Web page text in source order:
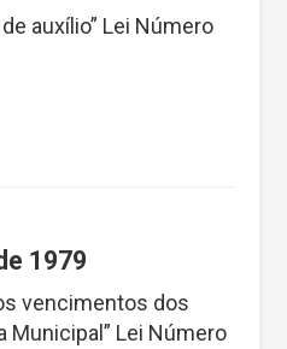
auxílio” Lei Número
1979
vencimentos dos
Municipal” Lei Número